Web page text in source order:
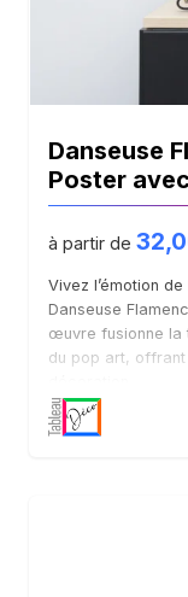
Danseuse
Poster
à partir de
Vivez l’émotion
Danseuse
œuvre fusionne la
du pop art,